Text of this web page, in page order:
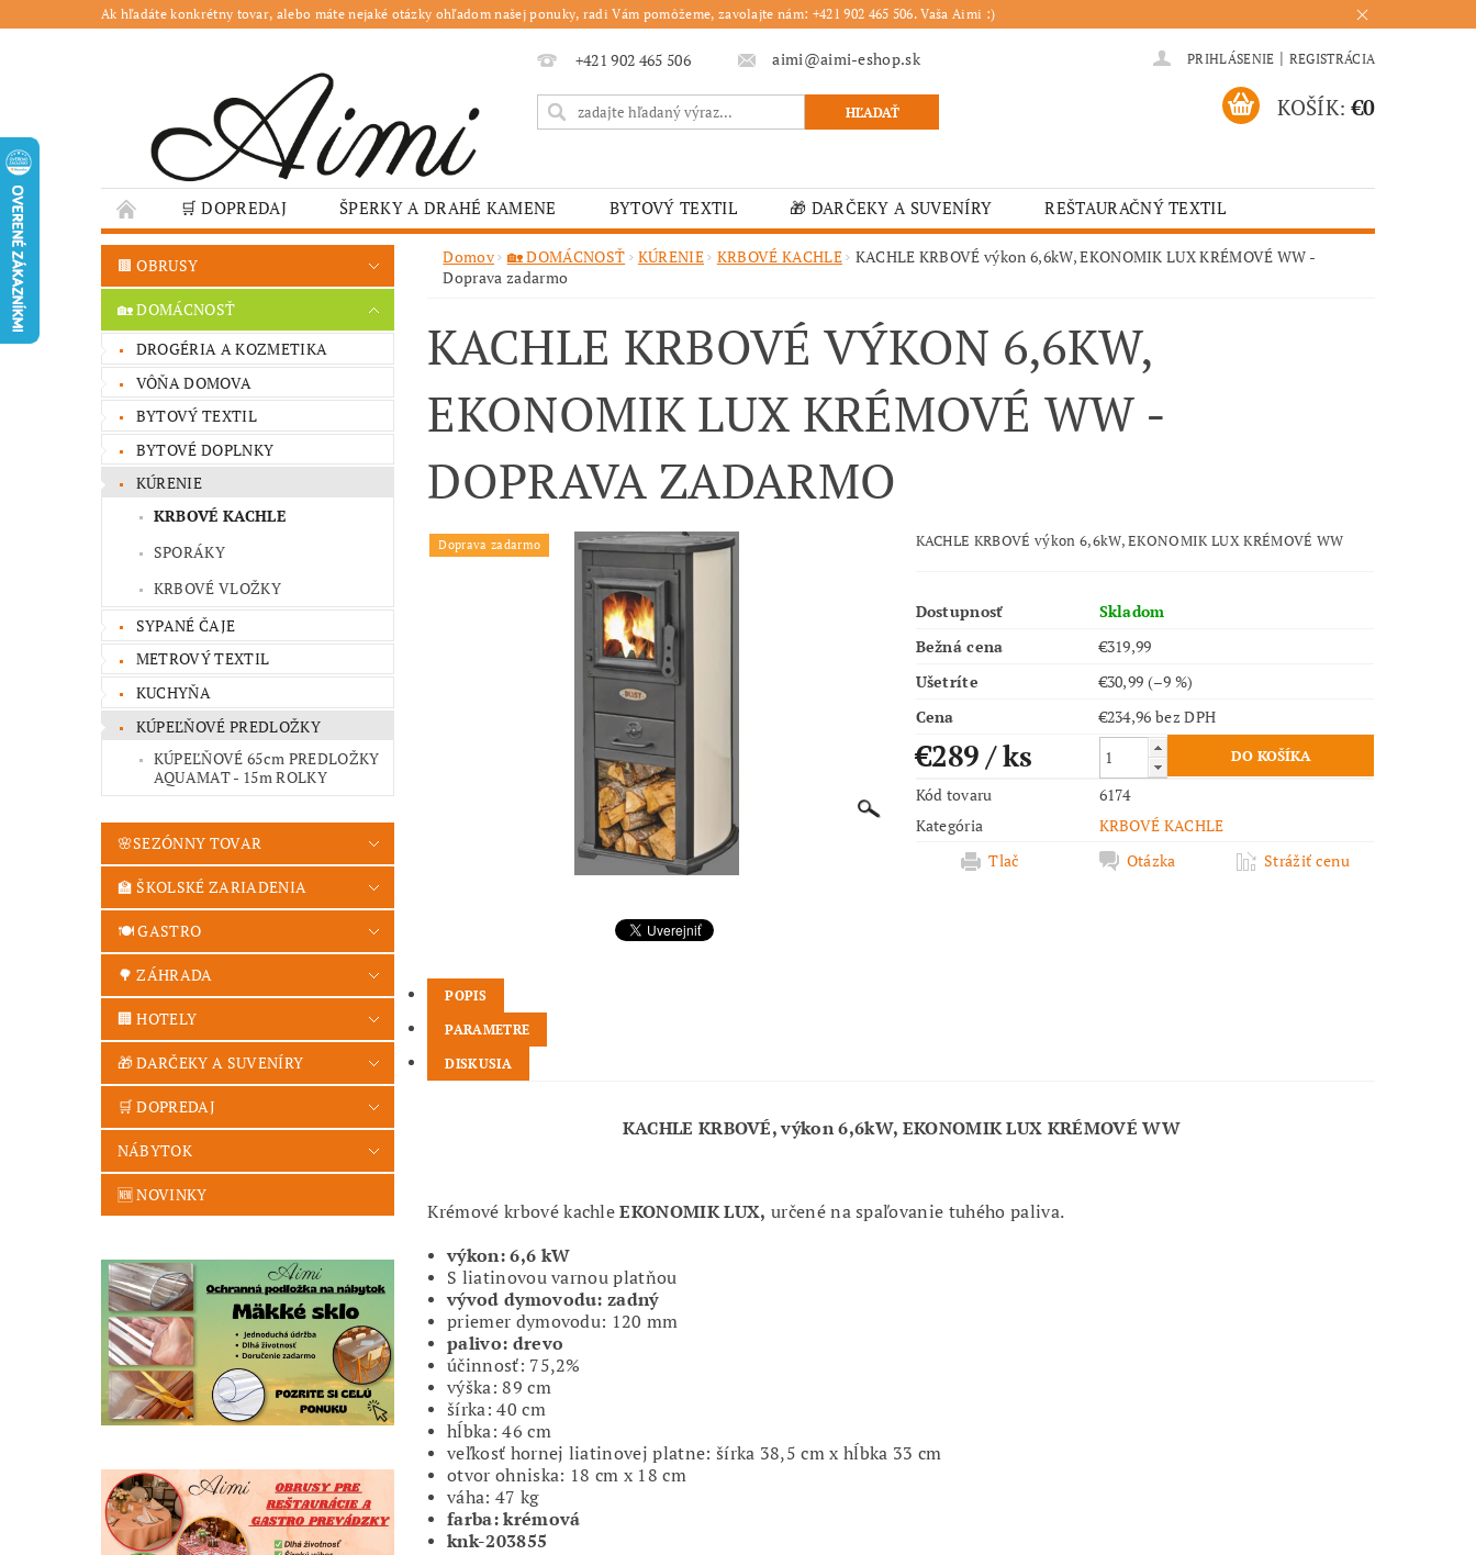
Ak hľadáte konkrétny tovar, alebo máte nejaké otázky ohľadom našej ponuky, radi Vám pomôžeme, zavolajte nám: +421 902 465 506. Vaša Aimi :)
+421 902 465 506 aimi@aimi-eshop.sk PRIHLÁSENIE | REGISTRÁCIA
KOŠÍK: €0
🛒 DOPREDAJ ŠPERKY A DRAHÉ KAMENE BYTOVÝ TEXTIL 🎁 DARČEKY A SUVENÍRY
REŠTAURAČNÝ TEXTIL
🌳 ZÁHRADA
🍽️ GASTRO JESENNÉ OBRUSY 🎄 VIANOČNÝ TOVAR 🏫 ŠKOLSKÉ ZARIADENIA
HOTELOVÝ TEXTIL
❤️ VALENTÍN – TIPY NA DARČEKY
🐣VEĽKONOČNÝ TOVAR
GASTRO PREVÁDZKY
ŠKOLY A VEREJNÉ ZARIADENIA MOJA OBJEDNÁVKA
🟫 OBRUSY
🏡 DOMÁCNOSŤ
DROGÉRIA A KOZMETIKA
VÔŇA DOMOVA
BYTOVÝ TEXTIL
BYTOVÉ DOPLNKY
KÚRENIE
KRBOVÉ KACHLE
SPORÁKY
KRBOVÉ VLOŽKY
SYPANÉ ČAJE
METROVÝ TEXTIL
KUCHYŇA
KÚPEĽŇOVÉ PREDLOŽKY
KÚPEĽŇOVÉ 65cm PREDLOŽKY
AQUAMAT - 15m ROLKY
🌸SEZÓNNY TOVAR
🏫 ŠKOLSKÉ ZARIADENIA
🍽️ GASTRO
🌳 ZÁHRADA
🏢 HOTELY
🎁 DARČEKY A SUVENÍRY
🛒 DOPREDAJ
NÁBYTOK
🆕 NOVINKY
Domov 🏡 DOMÁCNOSŤ KÚRENIE KRBOVÉ KACHLE
KACHLE KRBOVÉ výkon 6,6kW, EKONOMIK LUX KRÉMOVÉ WW -
Doprava zadarmo
KACHLE KRBOVÉ VÝKON 6,6KW,
EKONOMIK LUX KRÉMOVÉ WW -
DOPRAVA ZADARMO
Doprava zadarmo KACHLE KRBOVÉ výkon 6,6kW, EKONOMIK LUX KRÉMOVÉ WW
Dostupnosť
Skladom
Bežná cena
€319,99
Ušetríte
€30,99 (–9 %)
Cena
€234,96 bez DPH
€289/ ks
Kód tovaru
6174
Kategória
KRBOVÉ KACHLE
Tlač
Otázka Strážiť cenu
POPIS
PARAMETRE
DISKUSIA
KACHLE KRBOVÉ, výkon 6,6kW, EKONOMIK LUX KRÉMOVÉ WW
Krémové krbové kachleEKONOMIK LUX, určené na spaľovanie tuhého paliva.
výkon: 6,6 kW
S liatinovou varnou platňou
vývod dymovodu: zadný
priemer dymovodu: 120 mm
palivo: drevo
účinnosť: 75,2%
výška: 89 cm
šírka: 40 cm
hĺbka: 46 cm
veľkosť hornej liatinovej platne: šírka 38,5 cm x hĺbka 33 cm
otvor ohniska: 18 cm x 18 cm
váha: 47 kg
farba: krémová
knk-203855